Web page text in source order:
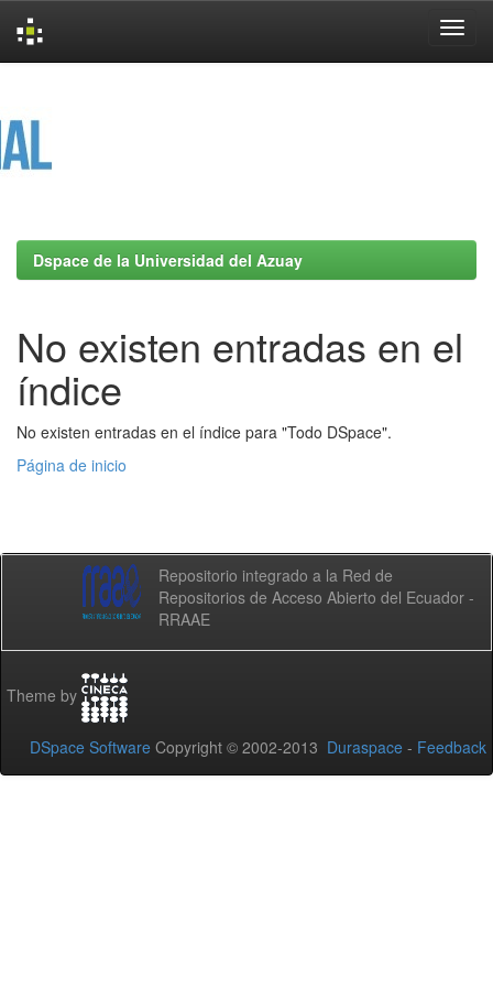
Dspace de la Universidad del Azuay
No existen entradas en el
índice
No existen entradas en el índice para "Todo DSpace".
Página de inicio
Repositorio integrado a la Red de
Repositorios de Acceso Abierto del Ecuador -
RRAAE
Theme by
DSpace Software Copyright © 2002-2013 Duraspace - Feedback